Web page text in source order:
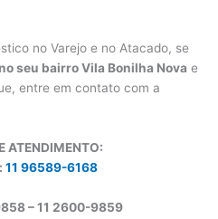
no Varejo e no Atacado, se
seu bairro Vila Bonilha Nova e
entre em contato com a
ATENDIMENTO:
11 96589-6168
– 11 2600-9859